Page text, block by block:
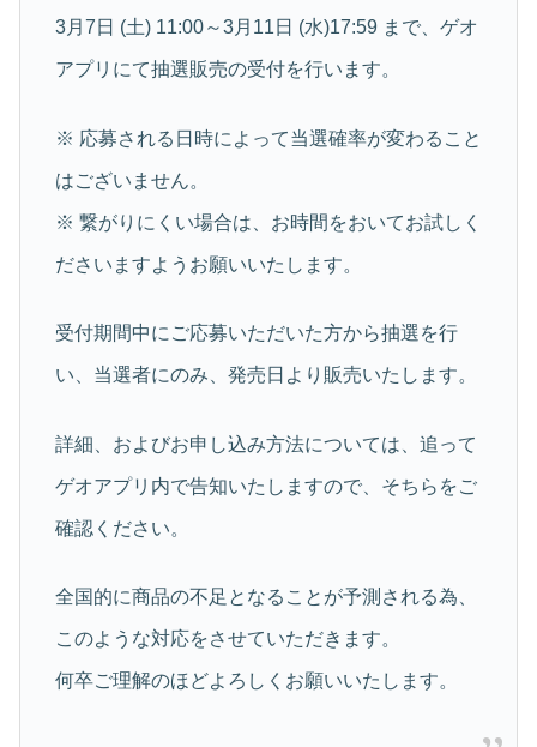
3月7日 (土) 11:00～3月11日 (水)17:59 まで、ゲオ
アプリにて抽選販売の受付を行います。
※ 応募される日時によって当選確率が変わること
はございません。
※ 繋がりにくい場合は、お時間をおいてお試しく
ださいますようお願いいたします。
受付期間中にご応募いただいた方から抽選を行
い、当選者にのみ、発売日より販売いたします。
詳細、およびお申し込み方法については、追って
ゲオアプリ内で告知いたしますので、そちらをご
確認ください。
全国的に商品の不足となることが予測される為、
このような対応をさせていただきます。
何卒ご理解のほどよろしくお願いいたします。